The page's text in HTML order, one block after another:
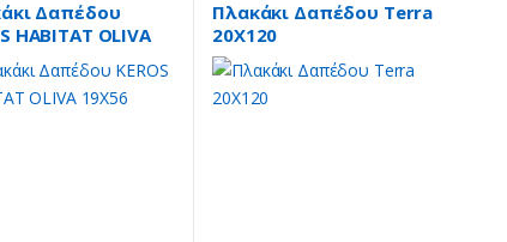
Δαπέδου
HABITAT OLIVA
Πλακάκι Δαπέδου Terra
20X120